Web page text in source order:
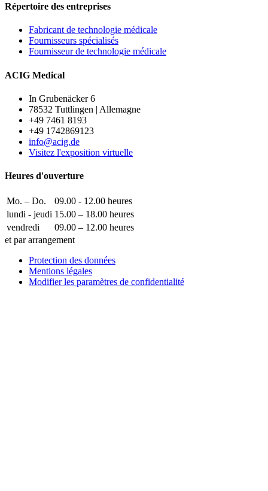
Répertoire des entreprises
Fabricant de technologie médicale
Fournisseurs spécialisés
Fournisseur de technologie médicale
ACIG Medical
In Grubenäcker 6
78532 Tuttlingen | Allemagne
+49 7461 8193
+49 1742869123
info@acig.de
Visitez l'exposition virtuelle
Heures d'ouverture
Mo. – Do.
09.00 - 12.00 heures
lundi - jeudi 15.00 – 18.00 heures
vendredi
09.00 – 12.00 heures
et par arrangement
Protection des données
Mentions légales
Modifier les paramètres de confidentialité